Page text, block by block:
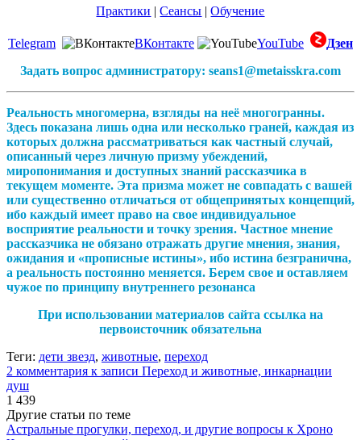
Практики |Сеансы |Обучение
Telegram ВКонтакте YouTube
Дзен
Задать вопрос администратору: seans1@metaisskra.com
Реальность многомерна, взгляды на неё многогранны.
Здесь показана лишь одна или несколько граней, каждая из
которых должна рассматриваться как частный случай,
описанный через личную призму убеждений,
миропонимания и доступных знаний рассказчика в
текущем моменте. Эта призма может не совпадать с вашей
или существенно отличаться от общепринятых концепций,
ибо каждый имеет право на свое индивидуальное
восприятие реальности и точку зрения. Частное мнение
рассказчика не обязано отражать другие мнения, знания,
ожидания и «прописные истины», ибо истина безгранична,
а реальность постоянно меняется. Берем свое и оставляем
чужое по принципу внутреннего резонанса
При использовании материалов сайта ссылка на
первоисточник обязательна
Теги: дети звезд, животные, переход
2 комментария к записи Переход и животные, инкарнации
душ
1 439
Другие статьи по теме
Астральные прогулки, переход, и другие вопросы к Хроно